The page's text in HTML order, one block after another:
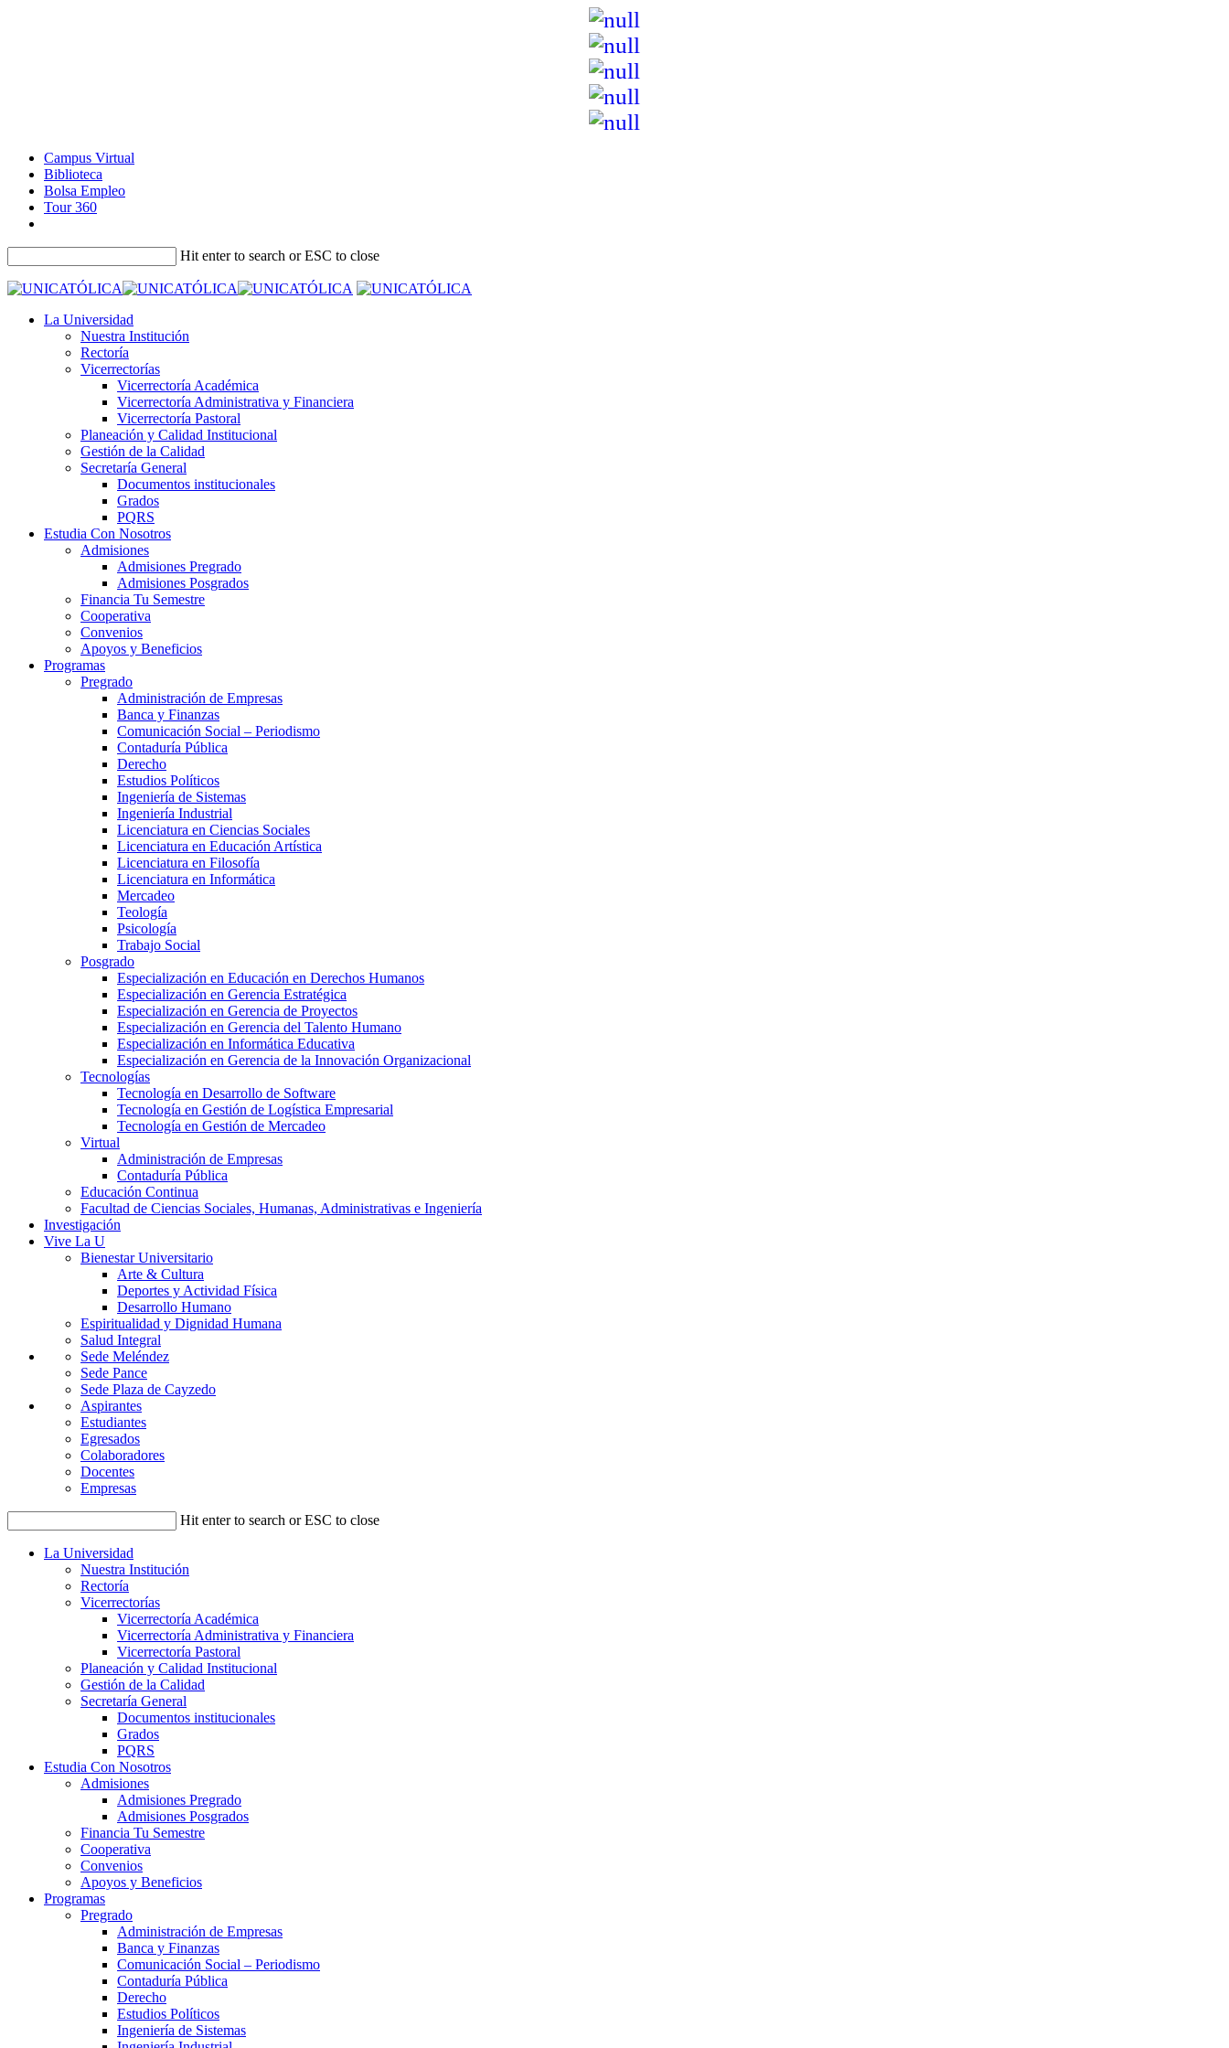
Campus Virtual
Biblioteca
Bolsa Empleo
Tour 360
Hit enter to search or ESC to close
La Universidad
Nuestra Institución
Rectoría
Vicerrectorías
Vicerrectoría Académica
Vicerrectoría Administrativa y Financiera
Vicerrectoría Pastoral
Planeación y Calidad Institucional
Gestión de la Calidad
Secretaría General
Documentos institucionales
Grados
PQRS
Estudia Con Nosotros
Admisiones
Admisiones Pregrado
Admisiones Posgrados
Financia Tu Semestre
Cooperativa
Convenios
Apoyos y Beneficios
Programas
Pregrado
Administración de Empresas
Banca y Finanzas
Comunicación Social – Periodismo
Contaduría Pública
Derecho
Estudios Políticos
Ingeniería de Sistemas
Ingeniería Industrial
Licenciatura en Ciencias Sociales
Licenciatura en Educación Artística
Licenciatura en Filosofía
Licenciatura en Informática
Mercadeo
Teología
Psicología
Trabajo Social
Posgrado
Especialización en Educación en Derechos Humanos
Especialización en Gerencia Estratégica
Especialización en Gerencia de Proyectos
Especialización en Gerencia del Talento Humano
Especialización en Informática Educativa
Especialización en Gerencia de la Innovación Organizacional
Tecnologías
Tecnología en Desarrollo de Software
Tecnología en Gestión de Logística Empresarial
Tecnología en Gestión de Mercadeo
Virtual
Administración de Empresas
Contaduría Pública
Educación Continua
Facultad de Ciencias Sociales, Humanas, Administrativas e Ingeniería
Investigación
Vive La U
Bienestar Universitario
Arte & Cultura
Deportes y Actividad Física
Desarrollo Humano
Espiritualidad y Dignidad Humana
Salud Integral
Sede Meléndez
Sede Pance
Sede Plaza de Cayzedo
Aspirantes
Estudiantes
Egresados
Colaboradores
Docentes
Empresas
Hit enter to search or ESC to close
La Universidad
Nuestra Institución
Rectoría
Vicerrectorías
Vicerrectoría Académica
Vicerrectoría Administrativa y Financiera
Vicerrectoría Pastoral
Planeación y Calidad Institucional
Gestión de la Calidad
Secretaría General
Documentos institucionales
Grados
PQRS
Estudia Con Nosotros
Admisiones
Admisiones Pregrado
Admisiones Posgrados
Financia Tu Semestre
Cooperativa
Convenios
Apoyos y Beneficios
Programas
Pregrado
Administración de Empresas
Banca y Finanzas
Comunicación Social – Periodismo
Contaduría Pública
Derecho
Estudios Políticos
Ingeniería de Sistemas